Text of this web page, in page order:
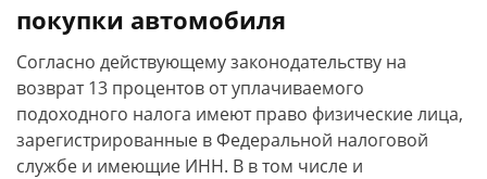
покупки автомобиля
Согласно действующему законодательству на
возврат 13 процентов от уплачиваемого
подоходного налога имеют право физические лица,
зарегистрированные в Федеральной налоговой
службе и имеющие ИНН. В в том числе и